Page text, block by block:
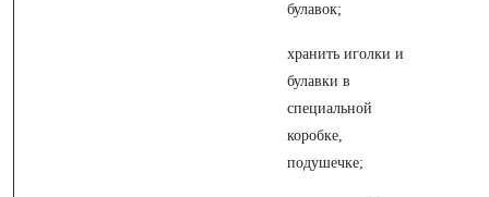
булавок;
хранить иголки и
булавки в
специальной
коробке,
подушечке;